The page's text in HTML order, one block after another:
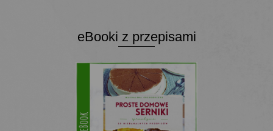
eBooki z przepisami